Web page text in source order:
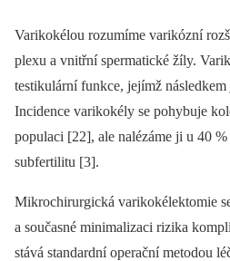
Varikokélou rozumíme varikózní
plexu a vnitřní spermatické žíly.
testikulární funkce, jejímž
Incidence varikokély se pohybuje
populaci [22], ale nalézáme ji u 40
subfertilitu [3].
Mikrochirurgická varikokélektomie
a současné minimalizaci rizika
stává standardní operační meto­dou